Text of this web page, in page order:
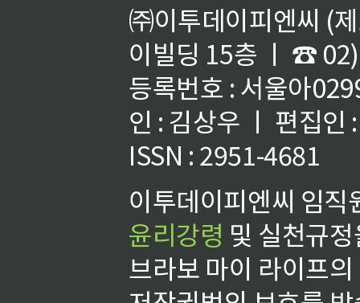
㈜이투데이피엔씨 (
이빌딩 15층 ㅣ ☎
등록번호 : 서울아
인 : 김상우 ㅣ 편집인
ISSN : 2951-4681
이투데이피엔씨 임
윤리강령 및 실천규
브라보 마이 라이프